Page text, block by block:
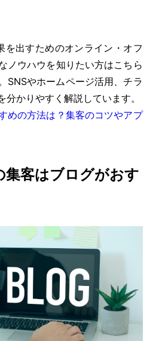
を出すためのオンライン・オフ
ノウハウを知りたい方はこちら
SNSやホームページ活用、チラ
分かりやすく解説しています。
めの方法は？集客のコツやアプ
集客はブログがおす